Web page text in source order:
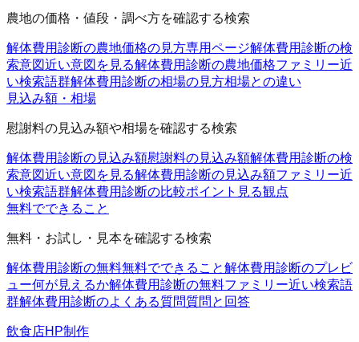
農地の価格・値段・調べ方を確認する検索
解体費用診断の農地価格の見方専用ページ解体費用診断の検
索意図近い意図を見る解体費用診断の農地価格ファミリー近
い検索語群解体費用診断の相場の見方相場との違い
見込み額・相場
慰謝料の見込み額や相場を確認する検索
解体費用診断の見込み額慰謝料の見込み額解体費用診断の検
索意図近い意図を見る解体費用診断の見込み額ファミリー近
い検索語群解体費用診断の比較ポイント 見る観点
無料でできること
無料・お試し・見本を確認する検索
解体費用診断の無料無料でできること解体費用診断のプレビ
ュー何が見えるか解体費用診断の無料ファミリー近い検索語
群解体費用診断のよくある質問質問と回答
飲食店HP制作